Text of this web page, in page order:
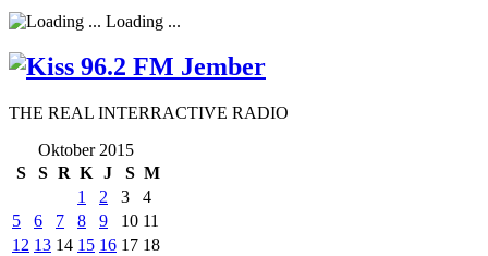
Loading ...
THE REAL INTERRACTIVE RADIO
Oktober 2015
S
S R K J S M
1
2 3
4
5
6 7 8 9 10 11
12 13 14 15 16 17 18